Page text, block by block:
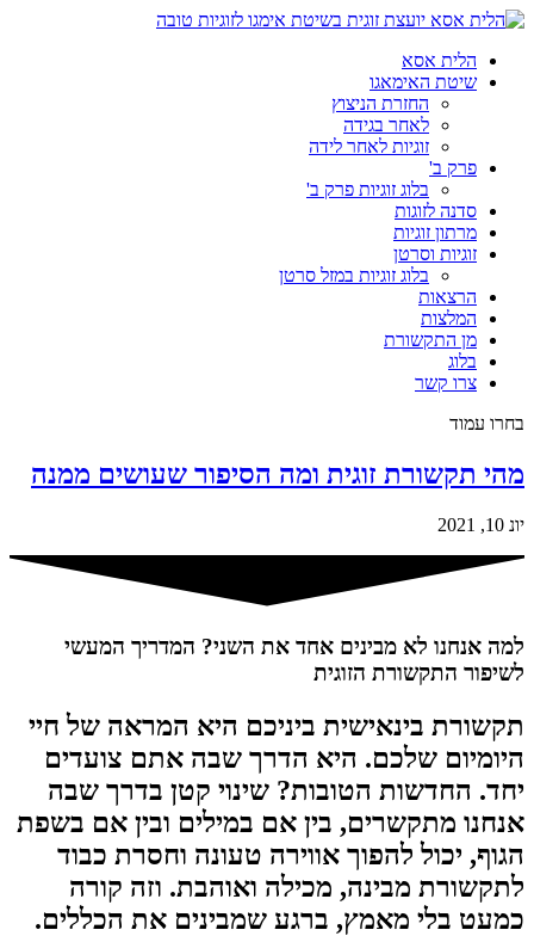
הלית אסא
שיטת האימאגו
החזרת הניצוץ
לאחר בגידה
זוגיות לאחר לידה
פרק ב'
בלוג זוגיות פרק ב'
סדנה לזוגות
מרתון זוגיות
זוגיות וסרטן
בלוג זוגיות במזל סרטן
הרצאות
המלצות
מן התקשורת
בלוג
צרו קשר
בחרו עמוד
מהי תקשורת זוגית ומה הסיפור שעושים ממנה
יונ 10, 2021
למה אנחנו לא מבינים אחד את השני? המדריך המעשי
לשיפור התקשורת הזוגית
תקשורת בינאישית ביניכם היא המראה של חיי
היומיום שלכם. היא הדרך שבה אתם צועדים
יחד. החדשות הטובות? שינוי קטן בדרך שבה
אנחנו מתקשרים, בין אם במילים ובין אם בשפת
הגוף, יכול להפוך אווירה טעונה וחסרת כבוד
לתקשורת מבינה, מכילה ואוהבת. וזה קורה
כמעט בלי מאמץ, ברגע שמבינים את הכללים.